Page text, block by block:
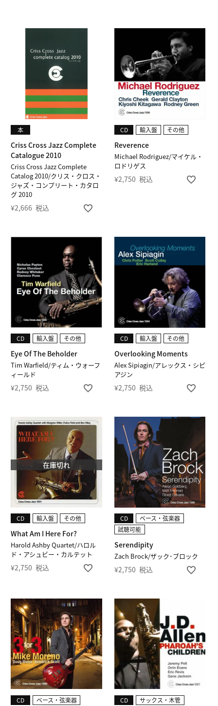
Criss Cross Jazz Complete
Catalog 2010/クリス・クロス・
ジャズ・コンプリート・カタロ
グ 2010
Criss Cross Jazz Complete
Catalogue 2010
本
¥2,666 税込
Michael Rodriguez/マイケル・
ロドリゲス
Reverence
CD 輸入盤 その他
¥2,750 税込
Tim Warfield/ティム・ウォーフ
ィールド
Eye Of The Beholder
CD 輸入盤 その他
¥2,750 税込
Alex Sipiagin/アレックス・シピ
アジン
Overlooking Moments
CD 輸入盤 その他
¥2,750 税込
Harold Ashby Quartet/ハロル
ド・アシュビー・カルテット
What Am I Here For?
CD 輸入盤 その他
¥2,750 税込
在庫切れ
Zach Brock/ザック･ブロック
Serendipity
CD
ベース・弦楽器
試聴可能
¥2,750 税込
CD
ベース・弦楽器
CD サックス・木管